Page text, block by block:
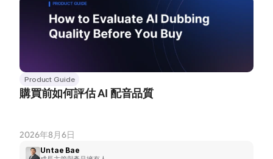
Product Guide
購買前如何評估 AI 配音品質
2026年8月6日
Untae Bae